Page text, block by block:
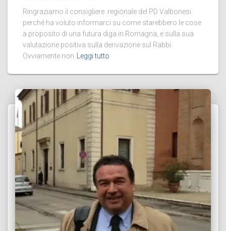
Ringraziamo il consigliere regionale del PD Valbonesi
perché ha voluto informarci su come starebbero le cose
a proposito di una futura diga in Romagna, e sulla sua
valutazione positiva sulla derivazione sul Rabbi.
Ovviamente non
Leggi tutto